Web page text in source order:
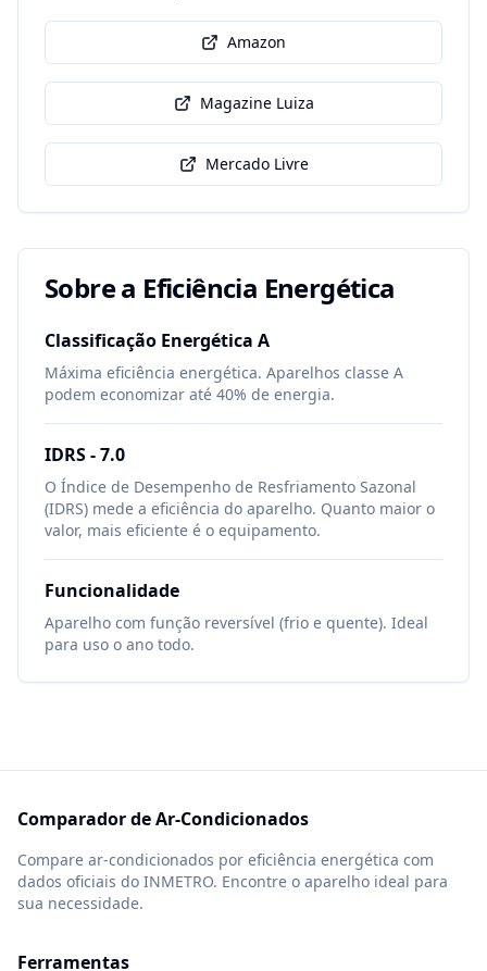
Amazon
Magazine Luiza
Mercado Livre
Sobre a Eficiência Energética
Classificação Energética A
Máxima eficiência energética. Aparelhos classe A
podem economizar até 40% de energia.
IDRS -7.0
O Índice de Desempenho de Resfriamento Sazonal
(IDRS) mede a eficiência do aparelho. Quanto maior o
valor, mais eficiente é o equipamento.
Funcionalidade
Aparelho com função reversível (frio e quente). Ideal
para uso o ano todo.
Comparador de Ar-Condicionados
Compare ar-condicionados por eficiência energética com
dados oficiais do INMETRO. Encontre o aparelho ideal para
sua necessidade.
Ferramentas